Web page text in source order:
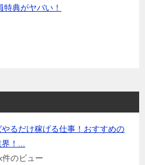
特典がヤバい！
るだけ稼げる仕事！おすすめの
！...
件のビュー